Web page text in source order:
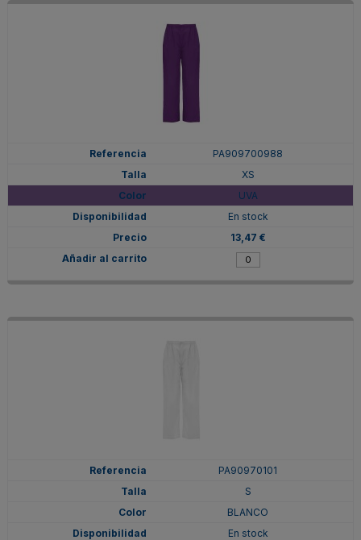
PA909700988
XS
UVA
En stock
13,47 €
PA90970101
S
BLANCO
En stock